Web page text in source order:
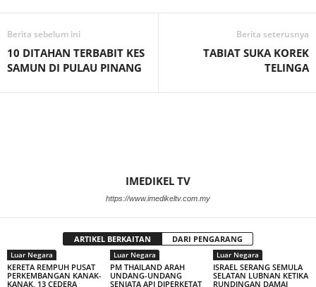
Berita sebelum ini
10 DITAHAN TERBABIT KES
SAMUN DI PULAU PINANG
Berita seterusnya
TABIAT SUKA KOREK
TELINGA
IMEDIKEL TV
https://www.imedikeltv.com.my
ARTIKEL BERKAITAN DARI PENGARANG
Luar Negara
KERETA REMPUH PUSAT
PERKEMBANGAN KANAK-
KANAK, 13 CEDERA
Luar Negara
PM THAILAND ARAH
UNDANG-UNDANG
SENJATA API DIPERKETAT
Luar Negara
ISRAEL SERANG SEMULA
SELATAN LUBNAN KETIKA
RUNDINGAN DAMAI